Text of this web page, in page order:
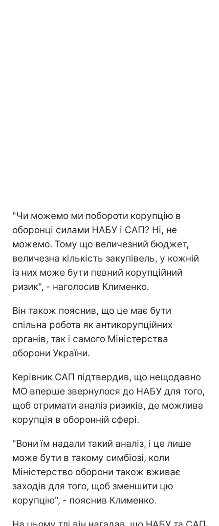
"Чи можемо ми побороти корупцію в
оборонці силами НАБУ і САП? Ні, не
можемо. Тому що величезний бюджет,
величезна кількість закупівель, у кожній
із них може бути певний корупційний
ризик", - наголосив Клименко.
Він також пояснив, що це має бути
спільна робота як антикорупційних
органів, так і самого Міністерства
оборони України.
Керівник САП підтвердив, що нещодавно
МО вперше звернулося до НАБУ для того,
щоб отримати аналіз ризиків, де можлива
корупція в оборонній сфері.
"Вони їм надали такий аналіз, і це лише
може бути в такому симбіозі, коли
Міністерство оборони також вживає
заходів для того, щоб зменшити цю
корупцію", - пояснив Клименко.